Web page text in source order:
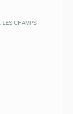
LES CHAMPS